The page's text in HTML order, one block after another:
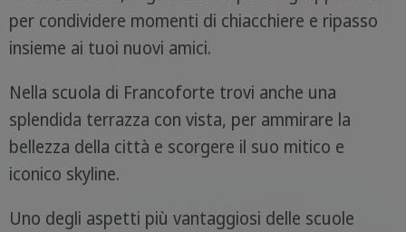
per condividere momenti di chiacchiere e ripasso
insieme ai tuoi nuovi amici.
Nella scuola di Francoforte trovi anche una
splendida terrazza con vista, per ammirare la
bellezza della città e scorgere il suo mitico e
iconico skyline.
Uno degli aspetti più vantaggiosi delle scuole